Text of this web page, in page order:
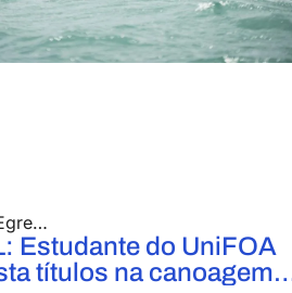
Elétrica
Estudantes e Egressos UniFOA
Estudante do UniFOA
títulos na canoagem